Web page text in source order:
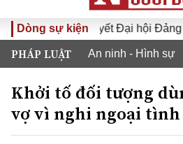
Dòng sự kiện
Đưa Nghị quyết Đại hội Đảng XIV
PHÁP LUẬT An ninh - Hình sự
Khởi tố đối tượng
vợ vì nghi ngoại tình